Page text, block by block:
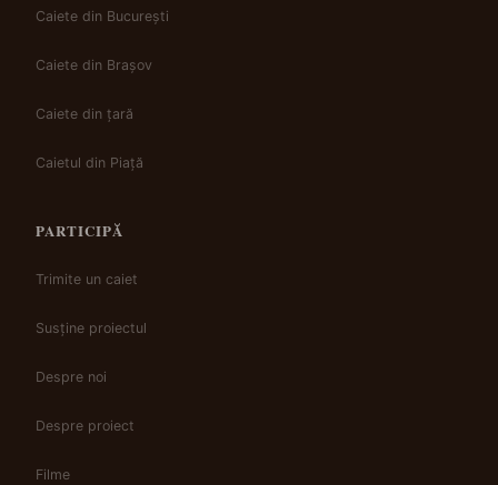
Caiete din București
Caiete din Brașov
Caiete din țară
Caietul din Piață
PARTICIPĂ
Trimite un caiet
Susține proiectul
Despre noi
Despre proiect
Filme